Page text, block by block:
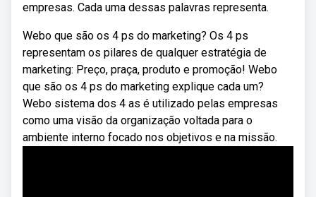
empresas. Cada uma dessas palavras representa.
Webo que são os 4 ps do marketing? Os 4 ps
representam os pilares de qualquer estratégia de
marketing: Preço, praça, produto e promoção! Webo
que são os 4 ps do marketing explique cada um?
Webo sistema dos 4 as é utilizado pelas empresas
como uma visão da organização voltada para o
ambiente interno focado nos objetivos e na missão.